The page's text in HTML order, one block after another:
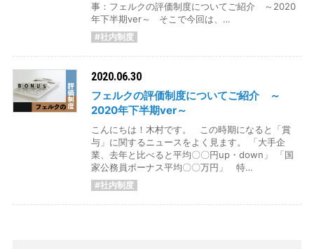
事：フェルクの評価制度についてご紹介 ～2020
年下半期ver～ そこで今回は、…
#社内制度
2020.06.30
フェルクの評価制度についてご紹介 ～
2020年下半期ver～
こんにちは！木村です。 この時期になると「賞
与」に関するニュースをよく見ます。 「大手企
業、去年と比べると平均〇〇円up・down」 「国
家公務員ボーナス平均〇〇万円」 特…
#社内制度